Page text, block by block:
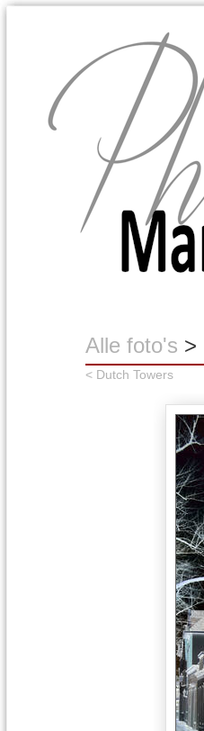
Alle foto's >
< Dutch Towers